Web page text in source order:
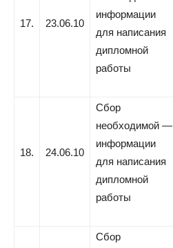
17. 23.06.10
информации
для написания
дипломной
работы
18. 24.06.10
Сбор
необходимой —
информации
для написания
дипломной
работы
Сбор